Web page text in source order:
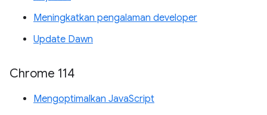
Meningkatkan pengalaman developer
Update Dawn
Chrome 114
Mengoptimalkan JavaScript